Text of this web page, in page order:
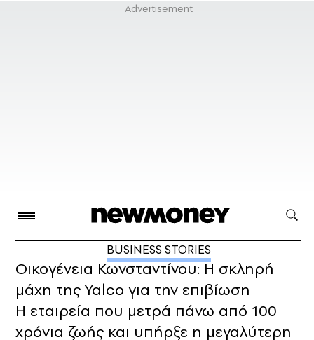
BUSINESS STORIES
Οικογένεια Κωνσταντίνου: Η σκληρή
μάχη της Yalco για την επιβίωση
H εταιρεία που μετρά πάνω από 100
χρόνια ζωής και υπήρξε η μεγαλύτερη